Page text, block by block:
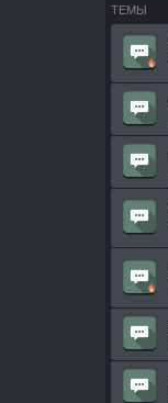
ТЕМЫ